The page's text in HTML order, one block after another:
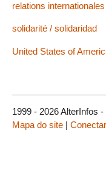
relations
solidarité / solidaridad
United States of
1999 - 2026 AlterInfos
Mapa do site |